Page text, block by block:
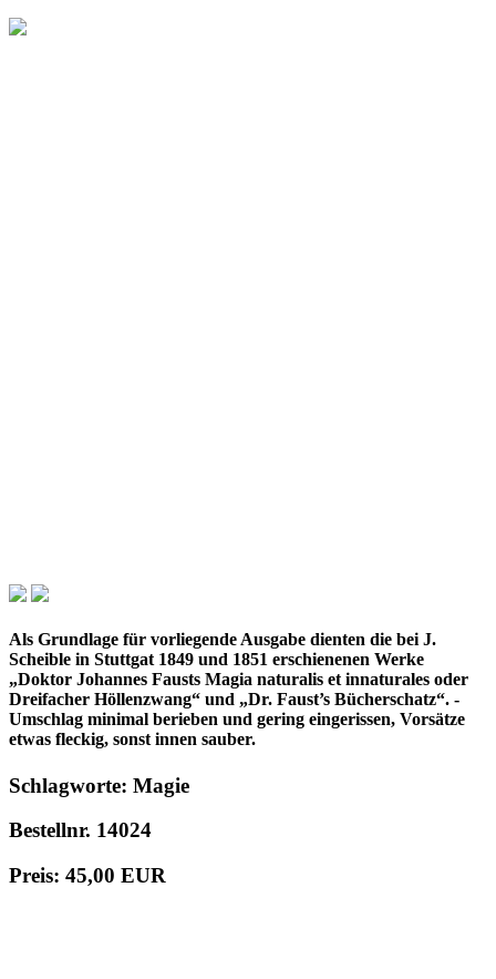
Als Grundlage für vorliegende Ausgabe dienten die bei J.
Scheible in Stuttgat 1849 und 1851 erschienenen Werke
„Doktor Johannes Fausts Magia naturalis et innaturales oder
Dreifacher Höllenzwang“ und „Dr. Faust’s Bücherschatz“. -
Umschlag minimal berieben und gering eingerissen, Vorsätze
etwas fleckig, sonst innen sauber.
Schlagworte: Magie
Bestellnr. 14024
Preis: 45,00 EUR